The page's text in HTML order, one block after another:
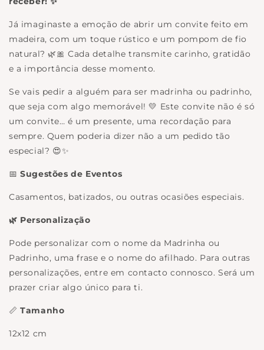
Já imaginaste a emoção de abrir um convite feito em
madeira, com um toque rústico e um pompom de fio
natural? 🌿🎀 Cada detalhe transmite carinho, gratidão
e a importância desse momento.
Se vais pedir a alguém para ser madrinha ou padrinho,
que seja com algo memorável! 💛 Este convite não é só
um convite… é um presente, uma recordação para
sempre. Quem poderia dizer não a um pedido tão
especial? 😍✨
📅Sugestões de Eventos
Casamentos, batizados, ou outras ocasiões especiais.
🌿 Personalização
Pode personalizar com o nome da Madrinha ou
Padrinho, uma frase e o nome do afilhado. Para outras
personalizações, entre em contacto connosco. Será um
prazer criar algo único para ti.
📏Tamanho
12x12 cm